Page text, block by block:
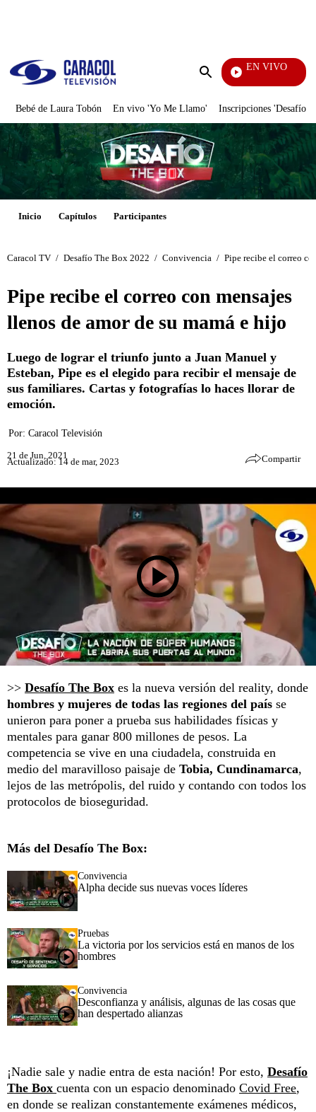
Enviar
EN VIVO
Televentas
Bebé de Laura Tobón En vivo 'Yo Me Llamo' Inscripciones 'Desafío'
Inicio Capítulos Participantes
Caracol TV / Desafío The Box 2022 / Convivencia / Pipe recibe el correo
Pipe recibe el correo con mensajes
llenos de amor de su mamá e hijo
Luego de lograr el triunfo junto a Juan Manuel y
Esteban, Pipe es el elegido para recibir el mensaje de
sus familiares. Cartas y fotografías lo haces llorar de
emoción.
Por: Caracol Televisión
21 de Jun, 2021
Actualizado: 14 de mar, 2023 Compartir
>> Desafío The Box es la nueva versión del reality, donde
hombres y mujeres de todas las regiones del país se
unieron para poner a prueba sus habilidades físicas y
mentales para ganar 800 millones de pesos. La
competencia se vive en una ciudadela, construida en
medio del maravilloso paisaje de Tobia, Cundinamarca,
lejos de las metrópolis, del ruido y contando con todos los
protocolos de bioseguridad.
Más del Desafío The Box:
Convivencia
Alpha decide sus nuevas voces líderes
Pruebas
La victoria por los servicios está en manos de los
hombres
Convivencia
Desconfianza y análisis, algunas de las cosas que
han despertado alianzas
¡Nadie sale y nadie entra de esta nación! Por esto, Desafío
The Box cuenta con un espacio denominado Covid Free,
en donde se realizan constantemente exámenes médicos,